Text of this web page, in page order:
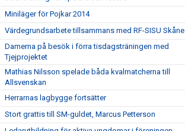
Miniläger för Pojkar 2014
Värdegrundsarbete tillsammans med RF-SISU Skåne
Damerna på besök i förra tisdagsträningen med
Tjejprojektet
Mathias Nilsson spelade båda kvalmatcherna till
Allsvenskan
Herrarnas lagbygge fortsätter
Stort grattis till SM-guldet, Marcus Petterson